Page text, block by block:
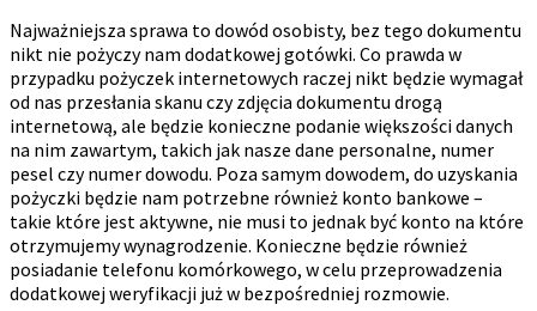
Najważniejsza sprawa to dowód osobisty, bez tego dokumentu
nikt nie pożyczy nam dodatkowej gotówki. Co prawda w
przypadku pożyczek internetowych raczej nikt będzie wymagał
od nas przesłania skanu czy zdjęcia dokumentu drogą
internetową, ale będzie konieczne podanie większości danych
na nim zawartym, takich jak nasze dane personalne, numer
pesel czy numer dowodu. Poza samym dowodem, do uzyskania
pożyczki będzie nam potrzebne również konto bankowe –
takie które jest aktywne, nie musi to jednak być konto na które
otrzymujemy wynagrodzenie. Konieczne będzie również
posiadanie telefonu komórkowego, w celu przeprowadzenia
dodatkowej weryfikacji już w bezpośredniej rozmowie.